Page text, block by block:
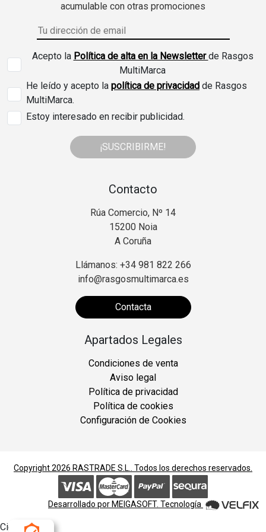
acumulable con otras promociones
Acepto la Política de alta en la Newsletterde Rasgos
MultiMarca
He leído y acepto la política de privacidad de Rasgos
MultiMarca.
Estoy interesado en recibir publicidad.
¡SUSCRIBIRME!
Contacto
Rúa Comercio, Nº 14
15200 Noia
A Coruña
Llámanos: +34 981 822 266
info@rasgosmultimarca.es
Contacta
Apartados Legales
Condiciones de venta
Aviso legal
Política de privacidad
Política de cookies
Configuración de Cookies
Copyright 2026 RASTRADE S.L.. Todos los derechos reservados.
Desarrollado por MEIGASOFT. Tecnología
Cierra